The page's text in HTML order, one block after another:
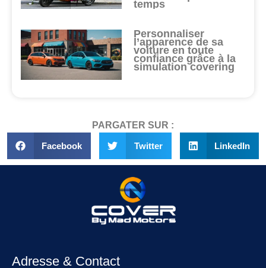
temps
Personnaliser
l’apparence de sa
voiture en toute
confiance grâce à la
simulation covering
PARGATER SUR :
Facebook Twitter LinkedIn
Adresse & Contact